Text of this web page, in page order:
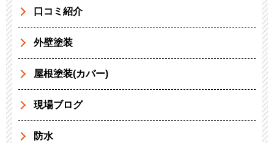
口コミ紹介
外壁塗装
屋根塗装(カバー)
現場ブログ
防水